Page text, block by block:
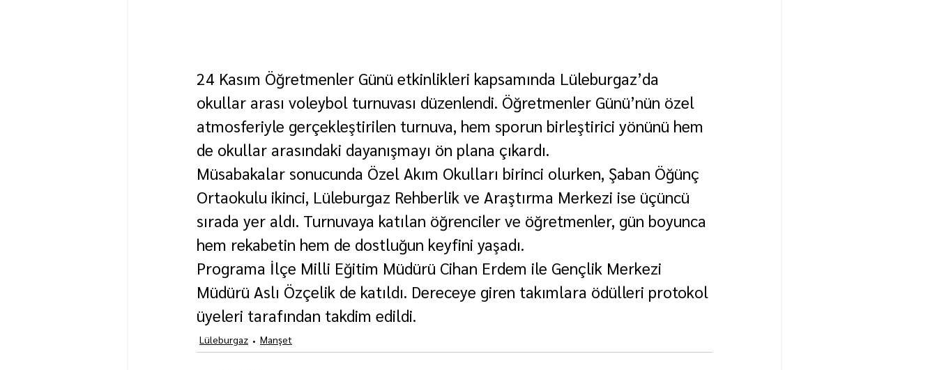
24 Kasım Öğretmenler Günü etkinlikleri kapsamında Lüleburgaz’da
okullar arası voleybol turnuvası düzenlendi. Öğretmenler Günü’nün özel
atmosferiyle gerçekleştirilen turnuva, hem sporun birleştirici yönünü hem
de okullar arasındaki dayanışmayı ön plana çıkardı.
Müsabakalar sonucunda Özel Akım Okulları birinci olurken, Şaban Öğünç
Ortaokulu ikinci, Lüleburgaz Rehberlik ve Araştırma Merkezi ise üçüncü
sırada yer aldı. Turnuvaya katılan öğrenciler ve öğretmenler, gün boyunca
hem rekabetin hem de dostluğun keyfini yaşadı.
Programa İlçe Milli Eğitim Müdürü Cihan Erdem ile Gençlik Merkezi
Müdürü Aslı Özçelik de katıldı. Dereceye giren takımlara ödülleri protokol
üyeleri tarafından takdim edildi.
Lüleburgaz Manşet